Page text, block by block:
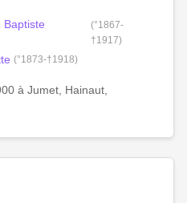
Baptiste
(°1867-
†1917)
(°1873-†1918)
à Jumet, Hainaut,